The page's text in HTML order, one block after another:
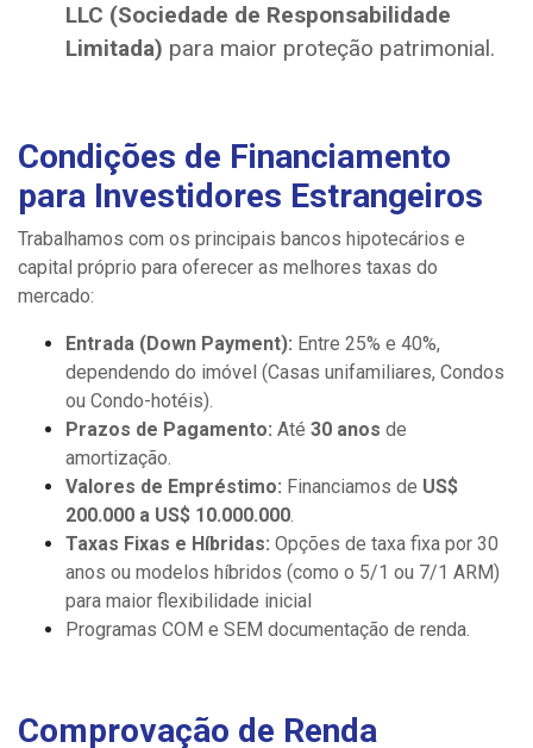
LLC (Sociedade de Responsabilidade
Limitada) para maior proteção patrimonial.
Condições de Financiamento
para Investidores Estrangeiros
Trabalhamos com os principais bancos hipotecários e
capital próprio para oferecer as melhores taxas do
mercado:
Entrada (Down Payment): Entre 25% e 40%,
dependendo do imóvel (Casas unifamiliares, Condos
ou Condo-hotéis).
Prazos de Pagamento: Até 30 anos de
amortização.
Valores de Empréstimo: Financiamos de US$
200.000 a US$ 10.000.000.
Taxas Fixas e Híbridas: Opções de taxa fixa por 30
anos ou modelos híbridos (como o 5/1 ou 7/1 ARM)
para maior flexibilidade inicial
Programas COM e SEM documentação de renda.
Comprovação de Renda